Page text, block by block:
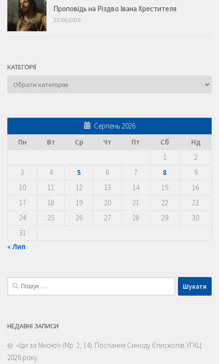
Проповідь на Різдво Івана Хрестителя
23/06/2026
КАТЕГОРІЇ
Категорії
Серпень 2026
Пн
Вт Ср Чт Пт Сб
Нд
1
2
3
4 5 6 7 8
9
10
11 12 13 14 15
16
17
18 19 20 21 22
23
24
25 26 27 28 29
30
31
« Лип
Пошук:
НЕДАВНІ ЗАПИСИ
«Іди за Мною!» (Мр. 2, 14). Послання Синоду Єпископів УГКЦ
2026 року